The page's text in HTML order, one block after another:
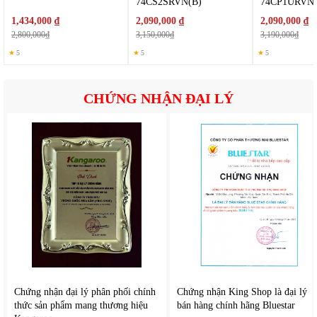
đèn chiếu sáng bên trong tiện quan sát được quá trình
chiên nướng thực phẩm.
1,434,000 ₫
2,800,000₫
★ 5
2,090,000 ₫
3,150,000₫
★ 5
2,090,000 ₫
3,190,000₫
★ 5
CHỨNG NHẬN ĐẠI LÝ
Chứng nhận đại lý phân phối chính
thức sản phẩm mang thương hiệu
Chứng nhận King Shop là đại lý
bán hàng chính hãng Bluestar